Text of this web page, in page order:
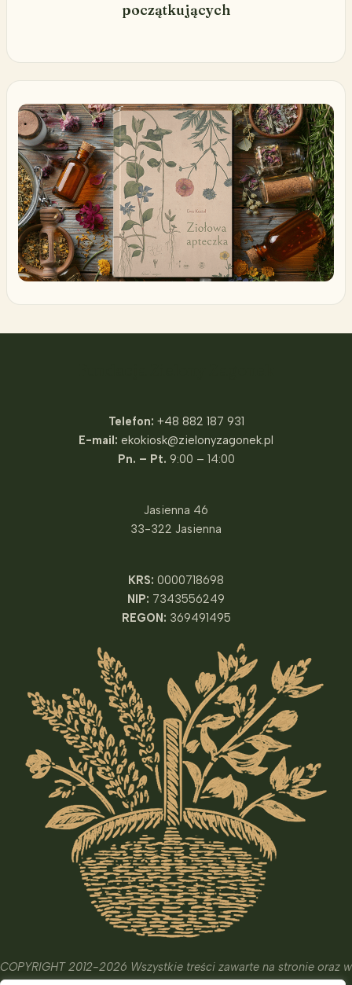
początkujących
Telefon: +48 882 187 931
E-mail: ekokiosk@zielonyzagonek.pl
Pn. – Pt. 9:00 – 14:00
Jasienna 46
33-322 Jasienna
KRS: 0000718698
NIP: 7343556249
REGON: 369491495
COPYRIGHT 2012-2026 Wszystkie treści zawarte na stronie oraz w